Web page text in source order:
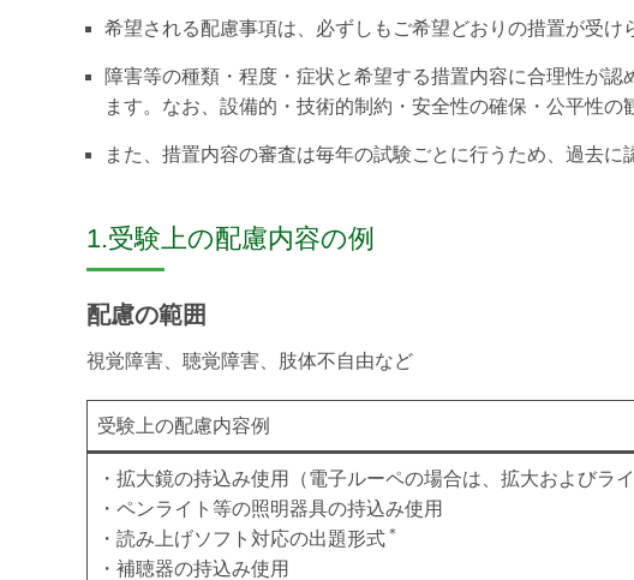
希望される配慮事項は、必ずしもご希望どおりの措置が受け
障害等の種類・程度・症状と希望する措置内容に合理性が
ます。なお、設備的・技術的制約・安全性の確保・公平性
また、措置内容の審査は毎年の試験ごとに行うため、過去
1.受験上の配慮内容の例
配慮の範囲
視覚障害、聴覚障害、肢体不自由など
受験上の配慮内容例
・拡大鏡の持込み使用（電子ルーペの場合は、拡大およびラ
・ペンライト等の照明器具の持込み使用
・読み上げソフト対応の出題形式 ＊
・補聴器の持込み使用